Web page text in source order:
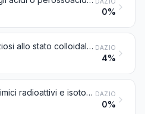
0%
Metalli preziosi allo stato colloidale; composti inorganici od organici di metalli preziosi, di costituzione chimica definita o no; amalgami di metalli preziosi DAZIO
4%
Elementi chimici radioattivi e isotopi radioattivi (compresi gli elementi chimici e gli isotopi fissili o fertili) e loro composti; miscele e residui contenenti tali prodotti DAZIO
0%